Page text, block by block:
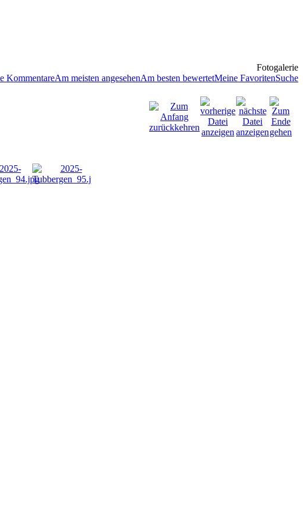
Fotogalerie
KommentareAm meisten angesehenAm besten bewertetMeine FavoritenSuche